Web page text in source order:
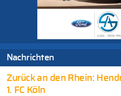
Nachrichten
Zurück an den Rhein:
1. FC Köln